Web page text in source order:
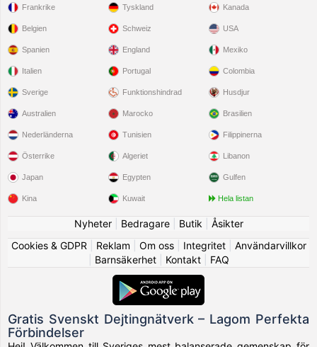
Frankrike
Belgien
Spanien
Italien
Sverige
Tyskland
Schweiz
England
Portugal
Funktionshindrad
Kanada
USA
Mexiko
Colombia
Husdjur
Australien
Nederländerna
Österrike
Japan
Kina
Marocko
Tunisien
Algeriet
Egypten
Kuwait
Brasilien
Filippinerna
Libanon
Gulfen
Hela listan
Nyheter| Bedragare| Butik
Åsikter
Cookies & GDPR
Reklam Om oss| Integritet| Användarvillkor
Barnsäkerhet| Kontakt| FAQ
Gratis Svenskt Dejtingnätverk – Lagom Perfekta
Förbindelser